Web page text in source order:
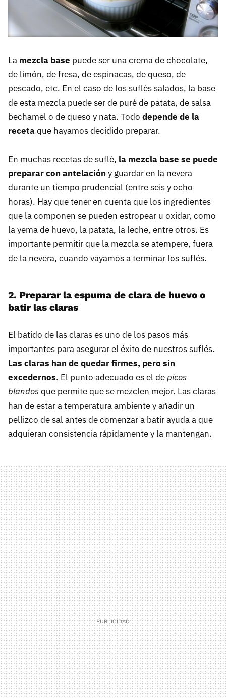
La mezcla base puede ser una crema de chocolate,
de limón, de fresa, de espinacas, de queso, de
pescado, etc. En el caso de los suflés salados, la base
de esta mezcla puede ser de puré de patata, de salsa
bechamel o de queso y nata. Todo depende de la
recetaque hayamos decidido preparar.
En muchas recetas de suflé, la mezcla base se puede
preparar con antelación y guardar en la nevera
durante un tiempo prudencial (entre seis y ocho
horas). Hay que tener en cuenta que los ingredientes
que la componen se pueden estropear u oxidar, como
la yema de huevo, la patata, la leche, entre otros. Es
importante permitir que la mezcla se atempere, fuera
de la nevera, cuando vayamos a terminar los suflés.
2. Preparar la espuma de clara de huevo o
batir las claras
El batido de las claras es uno de los pasos más
importantes para asegurar el éxito de nuestros suflés.
Las claras han de quedar firmes, pero sin
excedernos. El punto adecuado es el depicos
blandosque permite que se mezclen mejor. Las claras
han de estar a temperatura ambiente y añadir un
pellizco de sal antes de comenzar a batir ayuda a que
adquieran consistencia rápidamente y la mantengan.